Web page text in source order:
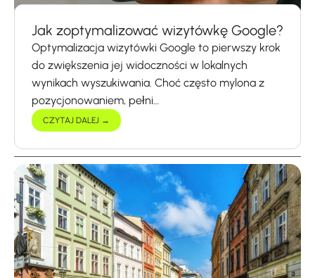
Jak zoptymalizować wizytówkę Google?
Optymalizacja wizytówki Google to pierwszy krok
do zwiększenia jej widoczności w lokalnych
wynikach wyszukiwania. Choć często mylona z
pozycjonowaniem, pełni…
CZYTAJ DALEJ →